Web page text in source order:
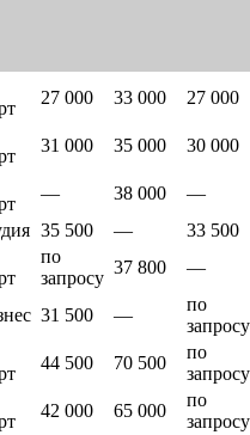
27 000 33 000 27 000
31 000 35 000 30 000
— 38 000
—
35 500 — 33 500
по
запросу
37 800 —
31 500 —
по
запросу
44 500 70 500
по
запросу
42 000 65 000
по
запросу